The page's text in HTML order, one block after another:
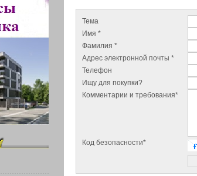
Тема
Имя *
Фамилия *
Адрес электронной почты *
Телефон
Ищу для покупки?
Комментарии и требования*
Код безопасности*